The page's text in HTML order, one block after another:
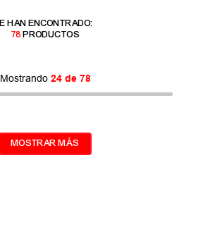
78PRODUCTOS
Mostrando 24 de 78
MOSTRAR MÁS